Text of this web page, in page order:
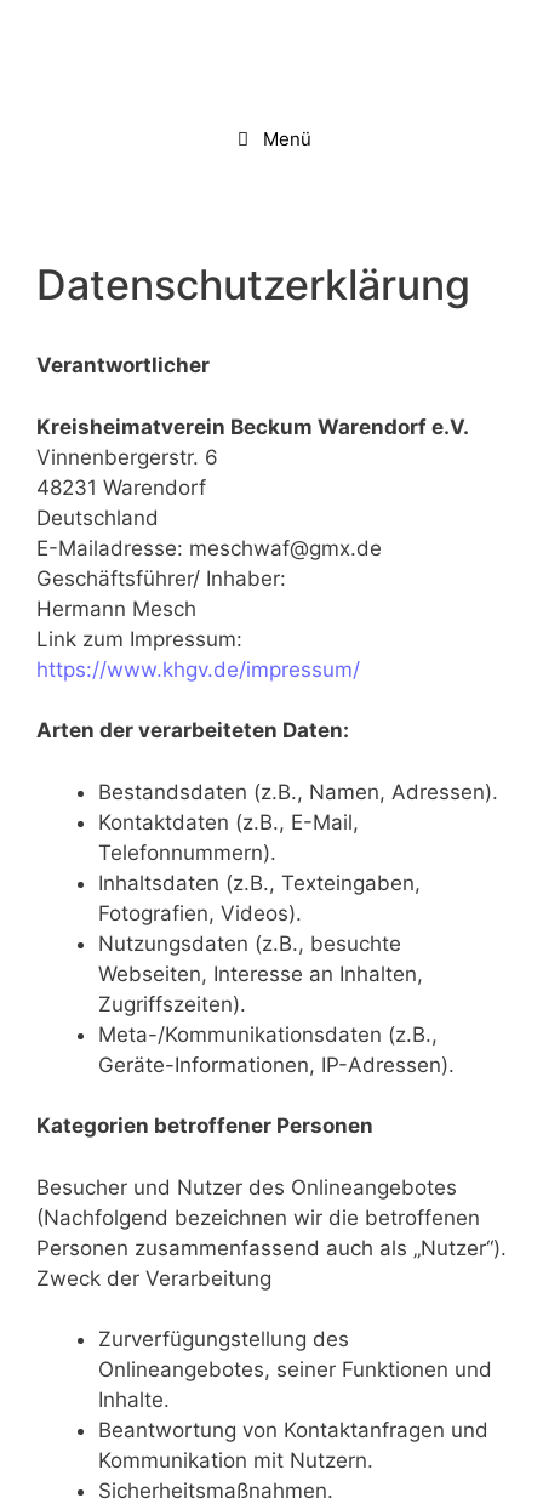
Menü
Datenschutzerklärung
Verantwortlicher
Kreisheimatverein Beckum Warendorf e.V.
Vinnenbergerstr. 6
48231 Warendorf
Deutschland
E-Mailadresse: meschwaf@gmx.de
Geschäftsführer/ Inhaber:
Hermann Mesch
Link zum Impressum:
https://www.khgv.de/impressum/
Arten der verarbeiteten Daten:
Bestandsdaten (z.B., Namen, Adressen).
Kontaktdaten (z.B., E-Mail,
Telefonnummern).
Inhaltsdaten (z.B., Texteingaben,
Fotografien, Videos).
Nutzungsdaten (z.B., besuchte
Webseiten, Interesse an Inhalten,
Zugriffszeiten).
Meta-/Kommunikationsdaten (z.B.,
Geräte-Informationen, IP-Adressen).
Kategorien betroffener Personen
Besucher und Nutzer des Onlineangebotes
(Nachfolgend bezeichnen wir die betroffenen
Personen zusammenfassend auch als „Nutzer“).
Zweck der Verarbeitung
Zurverfügungstellung des
Onlineangebotes, seiner Funktionen und
Inhalte.
Beantwortung von Kontaktanfragen und
Kommunikation mit Nutzern.
Sicherheitsmaßnahmen.